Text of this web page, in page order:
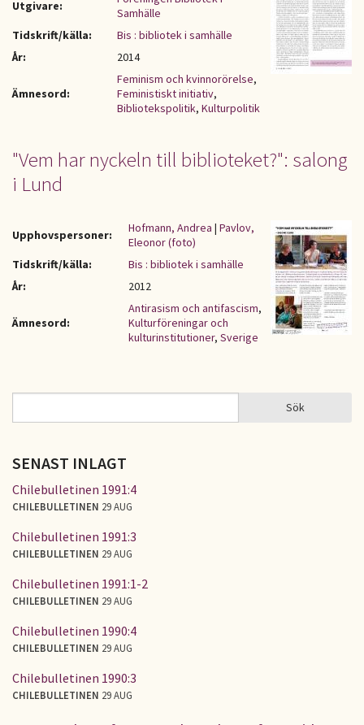
Utgivare:
Samhälle
Tidskrift/källa:
Bis : bibliotek i samhälle
År:
2014
Ämnesord:
Feminism och kvinnorörelse,
Feministiskt initiativ,
Bibliotekspolitik, Kulturpolitik
"Vem har nyckeln till biblioteket?": salong
i Lund
Upphovspersoner: Hofmann, Andrea | Pavlov,
Eleonor (foto)
Tidskrift/källa:
Bis : bibliotek i samhälle
År:
2012
Ämnesord:
Antirasism och antifascism,
Kulturföreningar och
kulturinstitutioner, Sverige
SÖKFORMULÄR Sök
SENAST INLAGT
Chilebulletinen 1991:4
CHILEBULLETINEN 29 AUG
Chilebulletinen 1991:3
CHILEBULLETINEN 29 AUG
Chilebulletinen 1991:1-2
CHILEBULLETINEN 29 AUG
Chilebulletinen 1990:4
CHILEBULLETINEN 29 AUG
Chilebulletinen 1990:3
CHILEBULLETINEN 29 AUG